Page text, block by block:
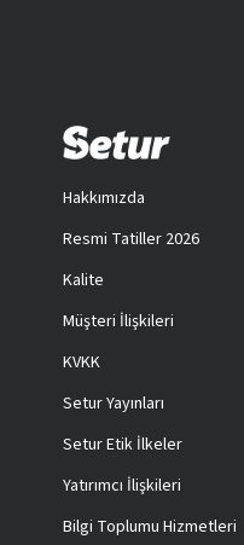
Hakkımızda
Resmi Tatiller 2026
Kalite
Müşteri İlişkileri
KVKK
Setur Yayınları
Setur Etik İlkeler
Yatırımcı İlişkileri
Bilgi Toplumu Hizmetleri